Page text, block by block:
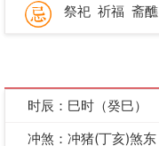
祭祀 祈福 斋醮
时辰：巳时（癸巳）
冲煞：冲猪(丁亥)煞东